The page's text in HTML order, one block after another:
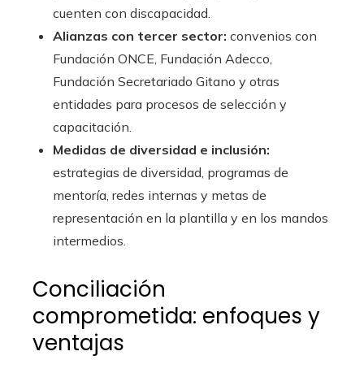
cuenten con discapacidad.
Alianzas con tercer sector: convenios con
Fundación ONCE, Fundación Adecco,
Fundación Secretariado Gitano y otras
entidades para procesos de selección y
capacitación.
Medidas de diversidad e inclusión:
estrategias de diversidad, programas de
mentoría, redes internas y metas de
representación en la plantilla y en los mandos
intermedios.
Conciliación
comprometida: enfoques y
ventajas